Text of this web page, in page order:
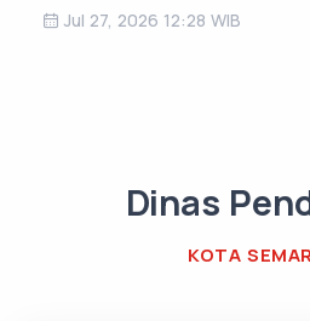
Jul 27, 2026 12:28 WIB
Dinas
KOTA